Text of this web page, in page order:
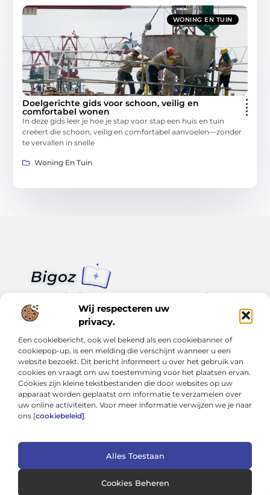
Wij respecteren uw
privacy.
Een cookiebericht, ook wel bekend als een cookiebanner of
cookiepop-up, is een melding die verschijnt wanneer u een
website bezoekt. Dit bericht informeert u over het gebruik van
cookies en vraagt om uw toestemming voor het plaatsen ervan.
Cookies zijn kleine tekstbestanden die door websites op uw
apparaat worden geplaatst om informatie te verzamelen over
uw online activiteiten. Voor meer informatie verwijzen we je naar
ons [cookiebeleid].
Alles Toestaan
Cookies Beheren
WONING EN TUIN
Doelgerichte gids voor schoon, veilig en
comfortabel wonen
In deze gids leer je hoe je stap voor stap een huis en tuin
creëert die schoon, veilig en comfortabel aanvoelen—zonder
te vervallen in snelle
Woning En Tuin
Van klein nieuws tot grote trends – alles op Bigoz.nl.
Lees inspirerende blogs en artikelen over het dagelijks leven,
actualiteit en meer.
Bericht categorie
Onze informatie
Cookiebeleid (EU)
@2025 www.bigoz.nl. All Right Reserved.